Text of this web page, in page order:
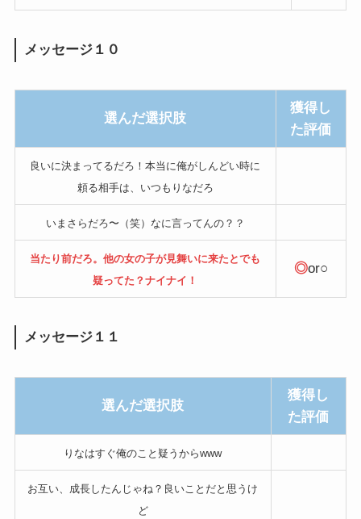
メッセージ１０
選んだ選択肢
獲得し
た評価
良いに決まってるだろ！本当に俺がしんどい時に
頼る相手は、いつもりなだろ
いまさらだろ〜（笑）なに言ってんの？？
当たり前だろ。他の女の子が見舞いに来たとでも
疑ってた？ナイナイ！
◎or○
メッセージ１１
選んだ選択肢
獲得し
た評価
りなはすぐ俺のこと疑うからwww
お互い、成長したんじゃね？良いことだと思うけ
ど